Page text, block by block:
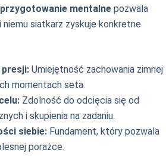
przygotowanie mentalne pozwala
siatkarz zyskuje konkretne
Umiejętność zachowania zimnej
momentach seta.
Zdolność do odcięcia się od
i skupienia na zadaniu.
siebie: Fundament, który pozwala
porażce.